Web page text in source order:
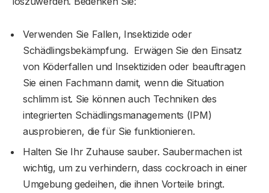
Verwenden Sie Fallen, Insektizide oder
Schädlingsbekämpfung. Erwägen Sie den Einsatz
von Köderfallen und Insektiziden oder beauftragen
Sie einen Fachmann damit, wenn die Situation
schlimm ist. Sie können auch Techniken des
integrierten Schädlingsmanagements (IPM)
ausprobieren, die für Sie funktionieren.
Halten Sie Ihr Zuhause sauber. Saubermachen ist
wichtig, um zu verhindern, dass cockroach in einer
Umgebung gedeihen, die ihnen Vorteile bringt.